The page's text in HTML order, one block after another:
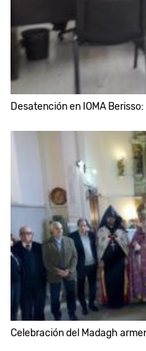
Desatención en IOMA
Celebración del Madagh